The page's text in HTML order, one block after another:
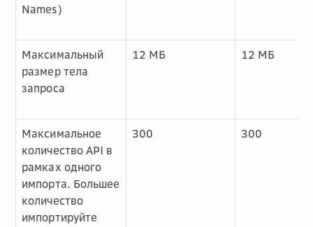
Names)
Максимальный
размер тела
запроса
12 МБ 12 МБ
Максимальное
количество API в
рамках одного
импорта. Большее
количество
импортируйте
300 300